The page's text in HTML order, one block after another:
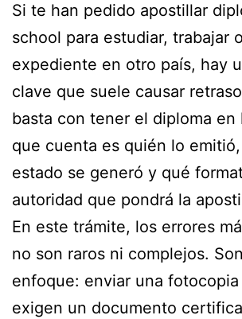
Si te han pedido apostillar
school para estudiar, trabajar
expediente en otro país, hay
clave que suele causar
basta con tener el diploma en
que cuenta es quién lo
estado se generó y qué
autoridad que pondrá la
En este trámite, los errores
no son raros ni complejos.
enfoque: enviar una
exigen un documento